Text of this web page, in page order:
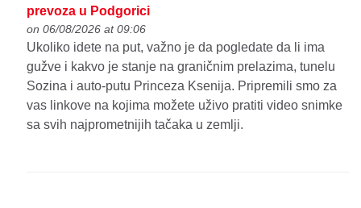
prevoza u Podgorici
on 06/08/2026 at 09:06
Ukoliko idete na put, važno je da pogledate da li ima
gužve i kakvo je stanje na graničnim prelazima, tunelu
Sozina i auto-putu Princeza Ksenija. Pripremili smo za
vas linkove na kojima možete uživo pratiti video snimke
sa svih najprometnijih tačaka u zemlji.